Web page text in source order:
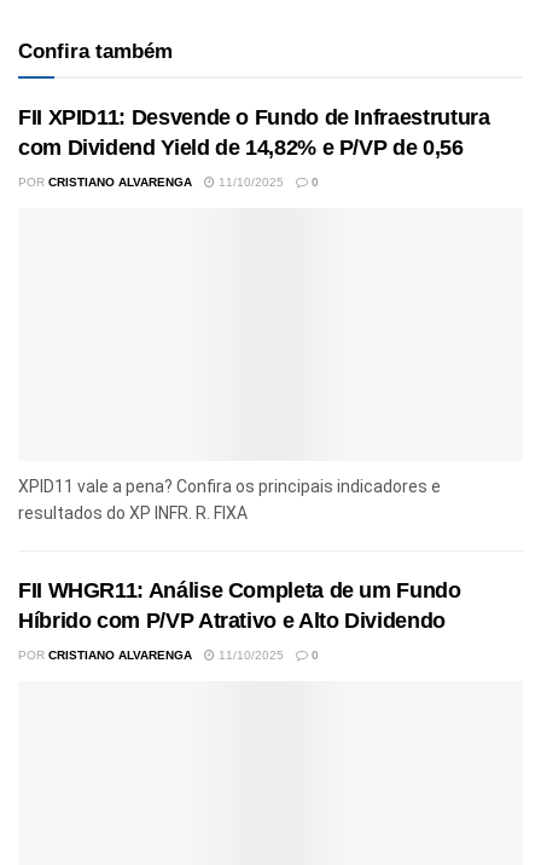
Confira também
FII XPID11: Desvende o Fundo de Infraestrutura
com Dividend Yield de 14,82% e P/VP de 0,56
POR CRISTIANO ALVARENGA 11/10/2025 0
XPID11 vale a pena? Confira os principais indicadores e
resultados do XP INFR. R. FIXA
FII WHGR11: Análise Completa de um Fundo
Híbrido com P/VP Atrativo e Alto Dividendo
POR CRISTIANO ALVARENGA 11/10/2025 0